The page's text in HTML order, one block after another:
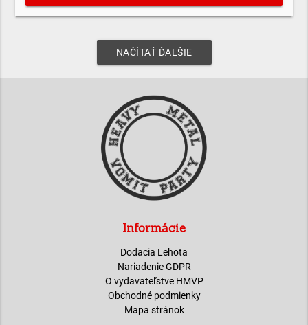
NAČÍTAŤ ĎALŠIE
Informácie
Dodacia Lehota
Nariadenie GDPR
O vydavateľstve HMVP
Obchodné podmienky
Mapa stránok